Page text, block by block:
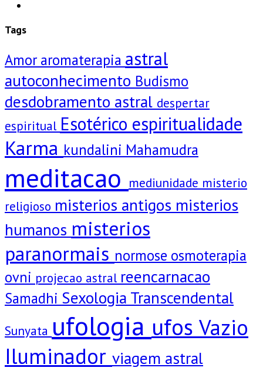
Tags
Amoraromaterapia astral
autoconhecimento Budismo
desdobramento astral despertar
espiritual Esotérico espiritualidade
Karma kundalini Mahamudra
meditacao mediunidade misterio
religioso misterios antigos misterios
humanos misterios
paranormais normose osmoterapia
ovni projecao astral reencarnacao
Samadhi Sexologia Transcendental
Sunyata ufologia ufos Vazio
Iluminador viagem astral